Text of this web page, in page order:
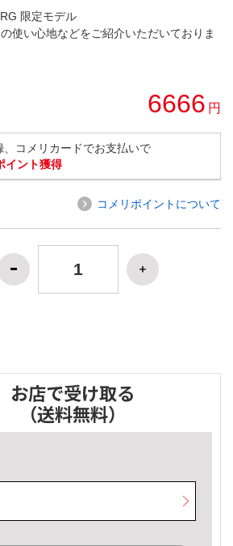
限定モデル
使い心地などをご紹介いただいておりま
6666 円
、コメリカードでお支払いで
イント獲得
コメリポイントについて
お店で受け取る
（送料無料）